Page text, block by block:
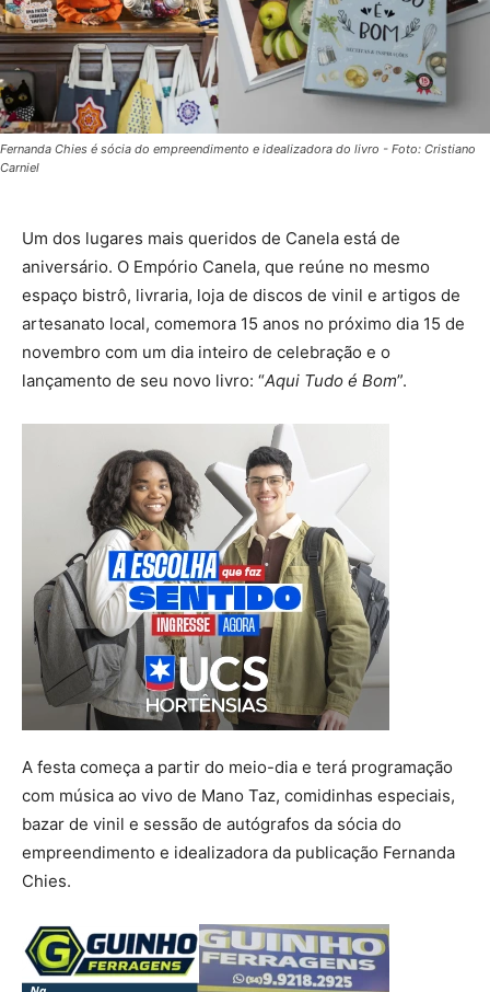
Fernanda Chies é sócia do empreendimento e idealizadora do livro - Foto: Cristiano
Carniel
Um dos lugares mais queridos de Canela está de
aniversário. O Empório Canela, que reúne no mesmo
espaço bistrô, livraria, loja de discos de vinil e artigos de
artesanato local, comemora 15 anos no próximo dia 15 de
novembro com um dia inteiro de celebração e o
lançamento de seu novo livro: “Aqui Tudo é Bom”.
A festa começa a partir do meio-dia e terá programação
com música ao vivo de Mano Taz, comidinhas especiais,
bazar de vinil e sessão de autógrafos da sócia do
empreendimento e idealizadora da publicação Fernanda
Chies.